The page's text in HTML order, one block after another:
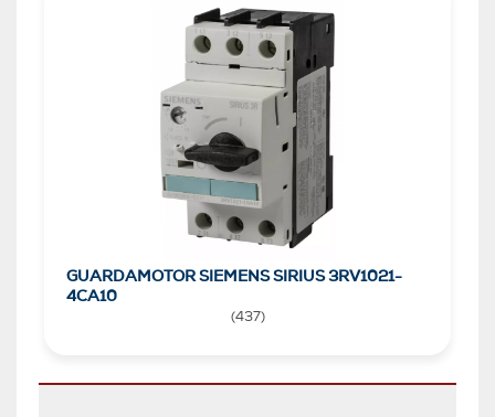
GUARDAMOTOR SIEMENS SIRIUS 3RV1021-
4CA10
(437)